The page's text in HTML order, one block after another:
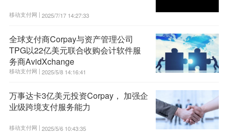
移动支付网 | 2025/7/17 14:27:33
全球支付商Corpay与资产管理公司
TPG以22亿美元联合收购会计软件服
务商AvidXchange
移动支付网 | 2025/5/8 14:16:41
万事达卡3亿美元投资Corpay， 加强企
业级跨境支付服务能力
移动支付网 | 2025/5/6 10:43:35